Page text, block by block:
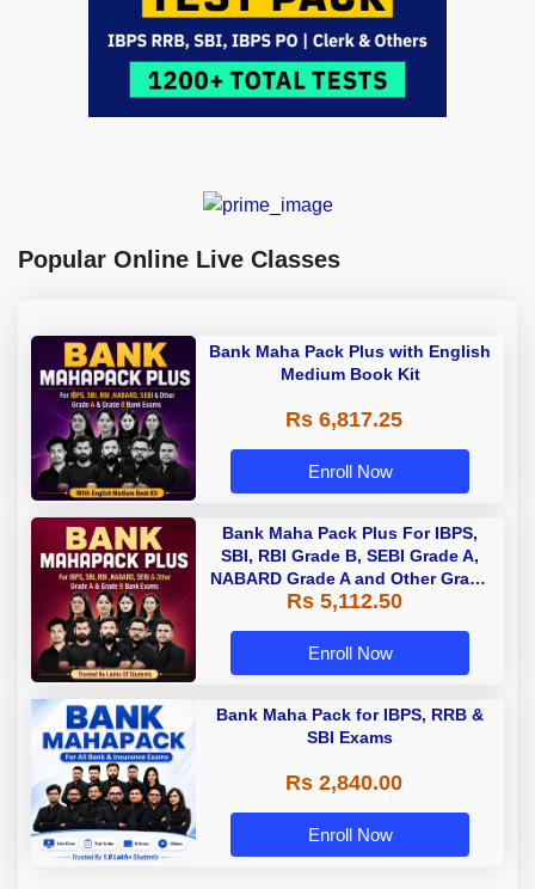
Popular Online Live Classes
Bank Maha Pack Plus with English
Medium Book Kit
Rs 6,817.25
Enroll Now
Bank Maha Pack Plus For IBPS,
SBI, RBI Grade B, SEBI Grade A,
NABARD Grade A and Other Grade
A & Grade B Bank Exams
Rs 5,112.50
Enroll Now
Bank Maha Pack for IBPS, RRB &
SBI Exams
Rs 2,840.00
Enroll Now